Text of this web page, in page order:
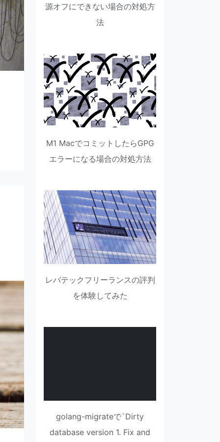
源オフにできない場合の対処方
法
M1 MacでコミットしたらGPG
エラーになる場合の対処方法
レバテックフリーランスの評判
を体験してみた
golang-migrateで`Dirty
database version 1. Fix and